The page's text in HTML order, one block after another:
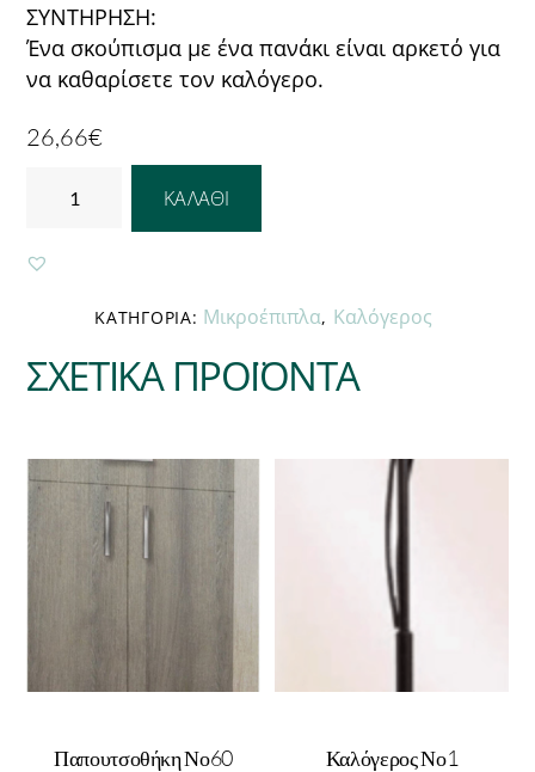
ΣΥΝΤΗΡΗΣΗ:
Ένα σκούπισμα με ένα πανάκι είναι αρκετό για
να καθαρίσετε τον καλόγερο.
26,66€
quantity
ΚΑΛΆΘΙ
ΚΑΤΗΓΟΡΊΑ: Μικροέπιπλα, Καλόγερος
ΣΧΕΤΙΚΆ ΠΡΟΪΌΝΤΑ
Παπουτσοθήκη Νο60
Καλόγερος Νο1